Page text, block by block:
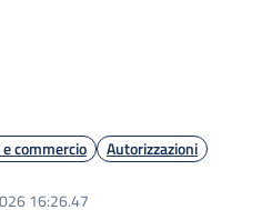
commercio Autorizzazioni
16:26.47